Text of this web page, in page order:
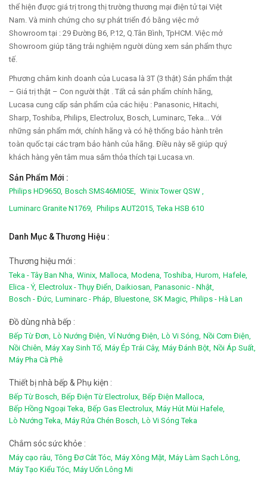
thể hiện được giá trị trong thị trường thương mại điện tử tại Việt
Nam. Và minh chứng cho sự phát triển đó bằng việc mở
Showroom tại : 29 Đường B6, P.12, Q.Tân Bình, TpHCM. Việc mở
Showroom giúp tăng trải nghiệm người dùng xem sản phẩm thực
tế.
Phương châm kinh doanh của Lucasa là 3T (3 thật) Sản phẩm thật
– Giá trị thật – Con người thật . Tất cả sản phẩm chính hãng,
Lucasa cung cấp sản phẩm của các hiệu : Panasonic, Hitachi,
Sharp, Toshiba, Philips, Electrolux, Bosch, Luminarc, Teka... Với
những sản phẩm mới, chính hãng và có hệ thống bảo hành trên
toàn quốc tại các trạm bảo hành của hãng. Điều này sẽ giúp quý
khách hàng yên tâm mua sắm thỏa thích tại Lucasa.vn.
Sản Phẩm Mới :
Philips HD9650, Bosch SMS46MI05E, Winix Tower QSW ,
Luminarc Granite N1769, Philips AUT2015, Teka HSB 610
Danh Mục & Thương Hiệu :
Thương hiệu mới :
Teka - Tây Ban Nha, Winix, Malloca, Modena, Toshiba, Hurom, Hafele,
Elica - Ý, Electrolux - Thụy Điển, Daikiosan, Panasonic - Nhật,
Bosch - Đức, Luminarc - Pháp, Bluestone, SK Magic, Philips - Hà Lan
Đồ dùng nhà bếp :
Bếp Từ Đơn, Lò Nướng Điện, Vỉ Nướng Điện, Lò Vi Sóng, Nồi Cơm Điện,
Nồi Chiên, Máy Xay Sinh Tố, Máy Ép Trái Cây, Máy Đánh Bột, Nồi Áp Suất,
Máy Pha Cà Phê
Thiết bị nhà bếp & Phụ kiện :
Bếp Từ Bosch, Bếp Điện Từ Electrolux, Bếp Điện Malloca,
Bếp Hồng Ngoại Teka, Bếp Gas Electrolux, Máy Hút Mùi Hafele,
Lò Nướng Teka, Máy Rửa Chén Bosch, Lò Vi Sóng Teka
Chắm sóc sức khỏe :
Máy cạo râu, Tông Đơ Cắt Tóc, Máy Xông Mặt, Máy Làm Sạch Lông,
Máy Tạo Kiểu Tóc, Máy Uốn Lông Mi